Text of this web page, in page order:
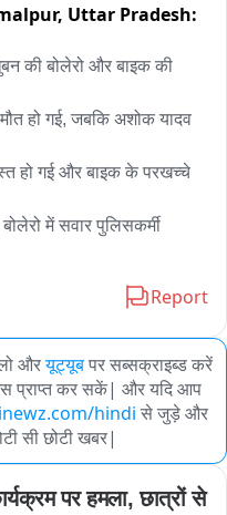
Uttar Pradesh:
की बोलेरो और बाइक की
हो गई, जबकि अशोक यादव
हो गई और बाइक के परखच्चे
में सवार पुलिसकर्मी
Report
औरयूट्यूबपर सब्सक्राइब्ड करें
प्राप्त कर सकें| और यदि आप
hindi से जुड़े और
सी छोटी खबर|
पर हमला, छात्रों से